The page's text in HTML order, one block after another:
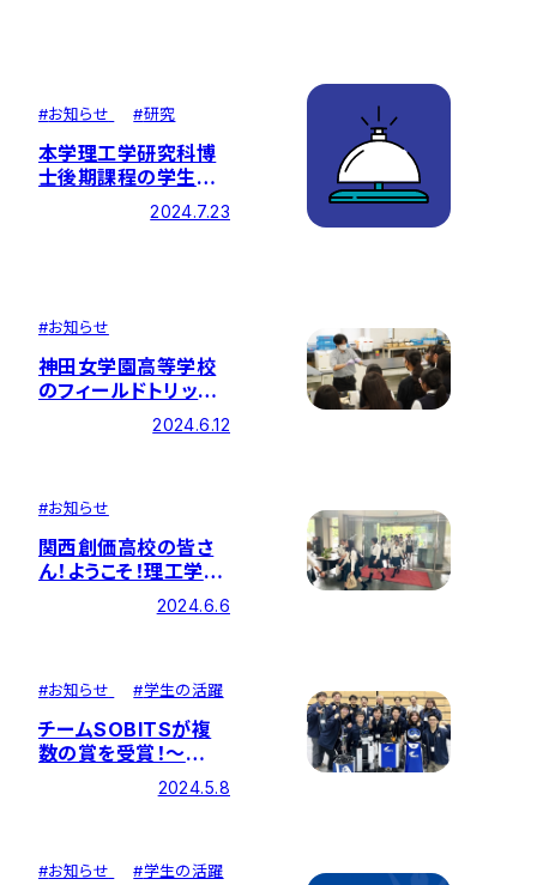
#お知らせ #研究
本学理工学研究科博
士後期課程の学生の
筆頭論文が学術的影
響度の高い国際誌
2024.7.23
#お知らせ
神田女学園高等学校
のフィールドトリップ
が本学で行われました
2024.6.12
#お知らせ
関西創価高校の皆さ
ん！ようこそ！理工学部
「体験授業・ラボツア
2024.6.6
#お知らせ #学生の活躍
チームSOBITSが複
数の賞を受賞！～
「RoboCup Japan
Open 2024 ＠
2024.5.8
#お知らせ #学生の活躍